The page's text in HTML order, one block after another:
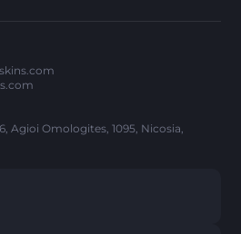
Agioi Omologites, 1095, Nicosia,